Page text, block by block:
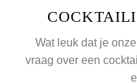
Wat leuk dat je
vraag over een